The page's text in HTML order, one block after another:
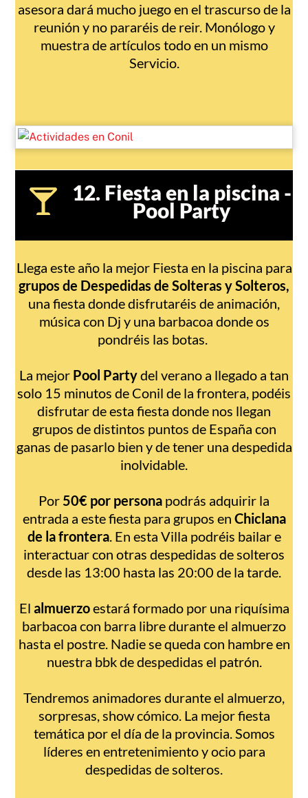
asesora dará mucho juego en el trascurso de la
reunión y no pararéis de reir. Monólogo y
muestra de artículos todo en un mismo
Servicio.
12. Fiesta en la piscina -
Pool Party
Llega este año la mejor Fiesta en la piscina para
grupos de Despedidas de Solteras y Solteros,
una fiesta donde disfrutaréis de animación,
música con Dj y una barbacoa donde os
pondréis las botas.
La mejor Pool Partydel verano a llegado a tan
solo 15 minutos de Conil de la frontera, podéis
disfrutar de esta fiesta donde nos llegan
grupos de distintos puntos de España con
ganas de pasarlo bien y de tener una despedida
inolvidable.
Por 50€ por persona podrás adquirir la
entrada a este fiesta para grupos en Chiclana
de la frontera. En esta Villa podréis bailar e
interactuar con otras despedidas de solteros
desde las 13:00 hasta las 20:00 de la tarde.
El almuerzoestará formado por una riquísima
barbacoa con barra libre durante el almuerzo
hasta el postre. Nadie se queda con hambre en
nuestra bbk de despedidas el patrón.
Tendremos animadores durante el almuerzo,
sorpresas, show cómico. La mejor fiesta
temática por el día de la provincia. Somos
líderes en entretenimiento y ocio para
despedidas de solteros.